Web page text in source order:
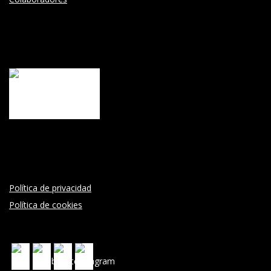
Política de privacidad
Política de cookies